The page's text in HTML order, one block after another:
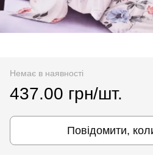
Немає в наявності
437.00 грн/шт.
Повідомити,